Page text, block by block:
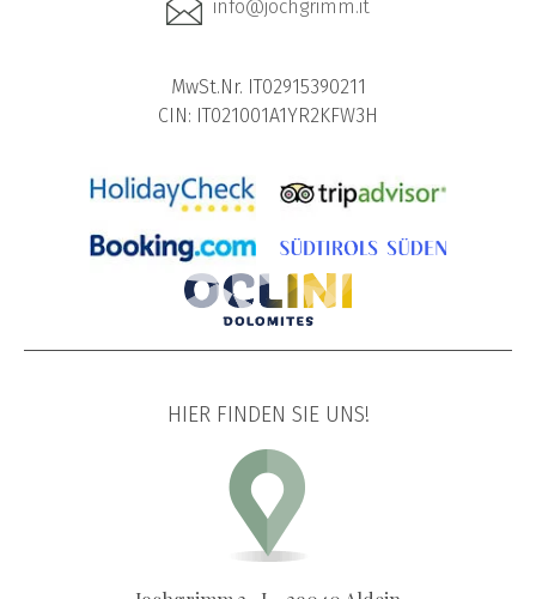
info@jochgrimm.it
MwSt.Nr. IT02915390211
CIN: IT021001A1YR2KFW3H
HIER FINDEN SIE UNS!